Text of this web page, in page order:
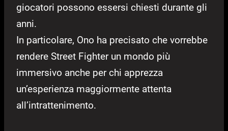
giocatori possono essersi chiesti durante gli
anni.
In particolare, Ono ha precisato che vorrebbe
rendere Street Fighter un mondo più
immersivo anche per chi apprezza
un’esperienza maggiormente attenta
all’intrattenimento.